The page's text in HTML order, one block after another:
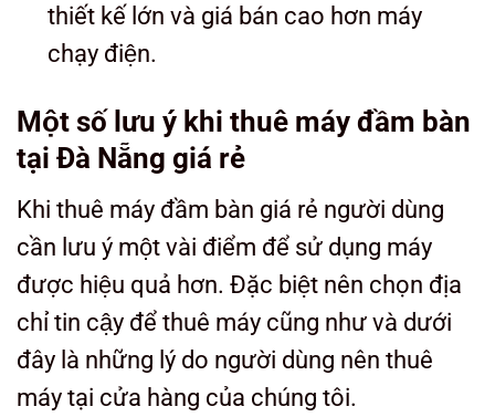
thiết kế lớn và giá bán cao hơn máy
chạy điện.
Một số lưu ý khi thuê máy đầm bàn
tại Đà Nẵng giá rẻ
Khi thuê máy đầm bàn giá rẻ người dùng
cần lưu ý một vài điểm để sử dụng máy
được hiệu quả hơn. Đặc biệt nên chọn địa
chỉ tin cậy để thuê máy cũng như và dưới
đây là những lý do người dùng nên thuê
máy tại cửa hàng của chúng tôi.